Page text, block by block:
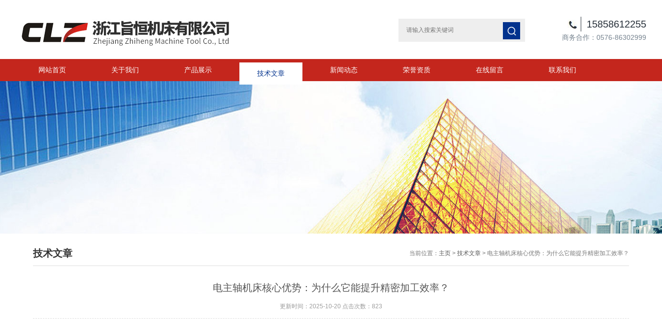
15858612255
商务合作：0576-86302999
网站首页 关于我们 产品展示 技术文章 新闻动态 荣誉资质 在线留言 联系我们
技术文章 当前位置： 主页> 技术文章> 电主轴机床核心优势：为什么它能提升精密加工效率？
电主轴机床核心优势：为什么它能提升精密加工效率？
更新时间：2025-10-20 点击次数：823